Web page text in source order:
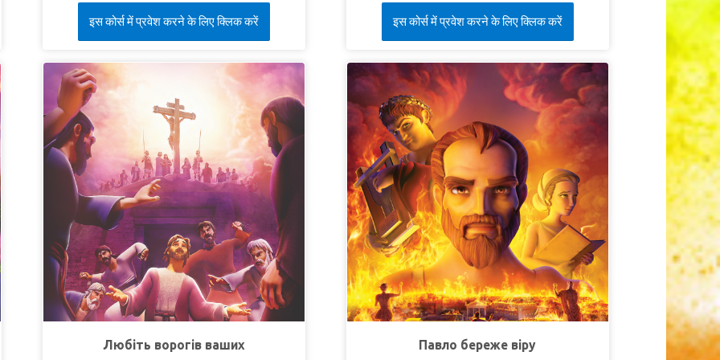
дітей до Єрусалиму після воскресіння Христа.
Кріс і Робік чують, як люди кажуть, що тіло
Ісуса вкрали Його послідовники. Коли Кріс не
погоджується, його заарештовують римські
солдати, яких підкупив Каяфа, щоб приховати
правду. Кріс і Робік втікають, і їм допомагає
учень Хома. Тим часом Джой йде з Клеопою та
його супутником дорогою до Еммаусу. Вони
зустрічають незнайомця, який пояснює, як у
Писанні була передбачена смерть Месії. Ісус
з'являється Своїм учням і наказує їм йти по
всьому світу і свідчити про свою віру. Хома
наполягає, що він не повірить, що Ісус живий,
якщо не торкнеться ран Господа власними
руками. Коли Ісус знову з’являється і Хома
нарешті вірить, Суперкнига повертає дітей у їх
час. Кріс знову намагається свідчити тим
самим дітям і бачить обнадійливі результати.
इस कोर्स में प्रवेश करने के लिए क्लिक करें
Себе через творіння у грандіозному фіналі цієї
двочастинної пригоди, та навчаються
ділитися з іншими своїм свідченням про те,
що Бог є реальним.
УРОК 1: ГАРНИЙ ПОЧАТОК
СуперІстина:Справжня мудрість починається
з пізнання Бога.
СуперВірш:"Страх Господній початок
премудрости, а пізнання Святого це розум"
(Приповісті 9:10).
УРОК 2: ВСЕ ЧЕРЕЗ НЬОГО
СуперІстина:Все існує завдяки Богу.
СуперВірш:"Бо ми в Нім живемо, і рухаємось,
і існуємо..."(Дії 17:28).
УРОК 3: ШУКАТИ І ЗНАХОДИТИ
Бог хоче, щоб усі знайшли і
इस कोर्स में प्रवेश करने के लिए क्लिक करें
Любіть ворогів ваших Павло береже віру